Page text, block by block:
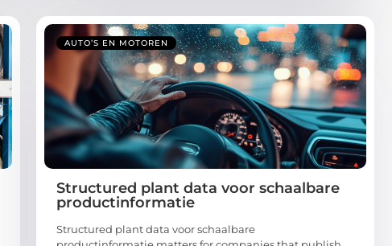
AUTO’S EN MOTOREN
Structured plant data voor schaalbare
productinformatie
Structured plant data voor schaalbare